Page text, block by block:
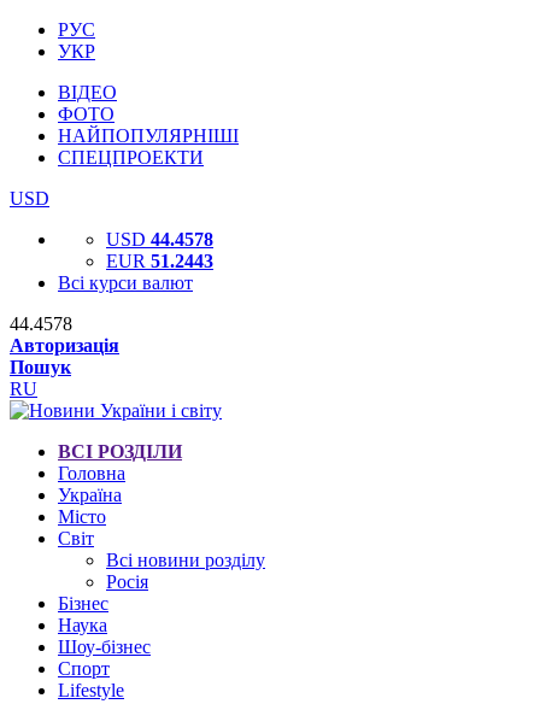
РУС
УКР
ВІДЕО
ФОТО
НАЙПОПУЛЯРНІШІ
СПЕЦПРОЕКТИ
USD
USD 44.4578
EUR 51.2443
Всі курси валют
44.4578
Авторизація
Пошук
RU
ВСІ РОЗДІЛИ
Головна
Україна
Місто
Світ
Всі новини розділу
Росія
Бізнес
Наука
Шоу-бізнес
Спорт
Lifestyle